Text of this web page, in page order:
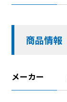
商品情報
メーカー